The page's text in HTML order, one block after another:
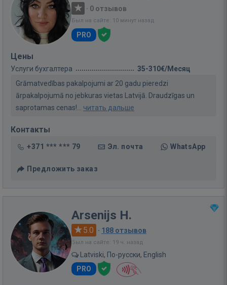
· 0 отзывов
Был на сайте: 10 минут назад
PRO
Цены
Услуги бухгалтера
35-310€/Месяц
Grāmatvedības pakalpojumi ar 20 gadu pieredzi
ārpakalpojumā no jebkuras vietas Latvijā. Draudzīgas un
saprotamas cenas!... читать дальше
Контакты
+371 *** *** 79 Эл. почта WhatsApp
Предложить заказ
Arsenijs H.
5.0 · 188 отзывов
Был на сайте: 19 ч. назад
Latviski, По-русски, English
PRO